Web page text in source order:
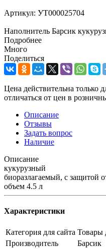
Артикул: УТ000025704
Наполнитель Барсик
Подробнее
Много
Поделиться
Цена действительна только
отличаться от цен в
Описание
Отзывы
Задать вопрос
Наличие
Описание
кукурузный
биоразлагаемый, с защитой
объем 4.5 л
Характеристики
Категория для сайта Товары
Производитель
Барсик